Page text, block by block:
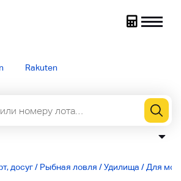
Rakuten
досуг/ Рыбная ловля /Удилища / Для